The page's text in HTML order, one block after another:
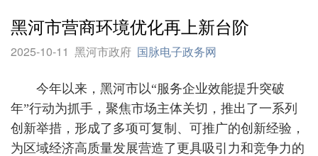
黑河市营商环境优化再上新台阶
2025-10-11 黑河市政府 国脉电子政务网
今年以来，黑河市以“服务企业效能提升突破
年”行动为抓手，聚焦市场主体关切，推出了一系列
创新举措，形成了多项可复制、可推广的创新经验，
为区域经济高质量发展营造了更具吸引力和竞争力的